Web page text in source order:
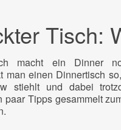
Tisch:
macht ein Dinner
man einen Dinnertisch
stiehlt und dabei
Tipps gesammelt